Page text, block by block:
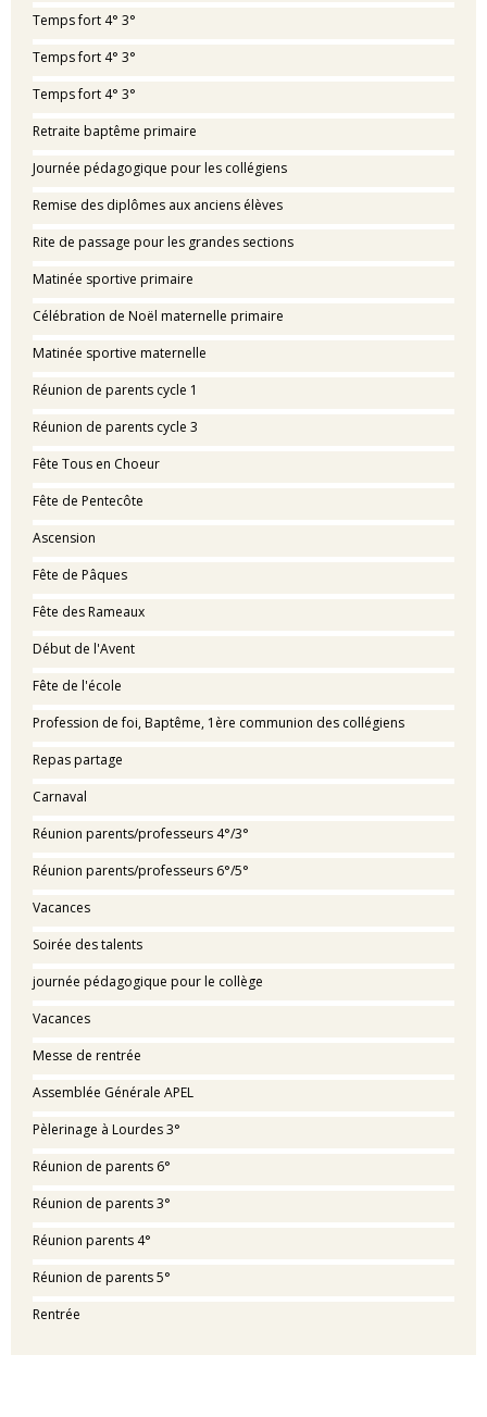
Temps fort 4° 3°
Temps fort 4° 3°
Temps fort 4° 3°
Retraite baptême primaire
Journée pédagogique pour les collégiens
Remise des diplômes aux anciens élèves
Rite de passage pour les grandes sections
Matinée sportive primaire
Célébration de Noël maternelle primaire
Matinée sportive maternelle
Réunion de parents cycle 1
Réunion de parents cycle 3
Fête Tous en Choeur
Fête de Pentecôte
Ascension
Fête de Pâques
Fête des Rameaux
Début de l'Avent
Fête de l'école
Profession de foi, Baptême, 1ère communion des collégiens
Repas partage
Carnaval
Réunion parents/professeurs 4°/3°
Réunion parents/professeurs 6°/5°
Vacances
Soirée des talents
journée pédagogique pour le collège
Vacances
Messe de rentrée
Assemblée Générale APEL
Pèlerinage à Lourdes 3°
Réunion de parents 6°
Réunion de parents 3°
Réunion parents 4°
Réunion de parents 5°
Rentrée